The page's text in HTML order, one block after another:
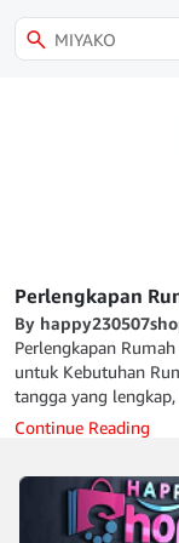
Perlengkapan
By
Perlengkapan
untuk Kebutuhan
tangga yang
Surabaya sering
pelaku usaha,
mencakup berbagai
agar lebih efisien,
Continue Reading